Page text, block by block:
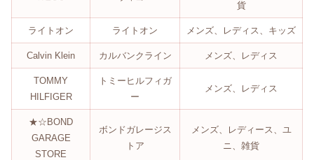
貨
ライトオン ライトオン メンズ、レディス、キッズ
Calvin Klein カルバンクライン メンズ、レディス
TOMMY
HILFIGER
トミーヒルフィガ
ー
メンズ、レディス
★☆BOND
GARAGE
STORE
ボンドガレージス
トア
メンズ、レディース、ユ
ニ、雑貨